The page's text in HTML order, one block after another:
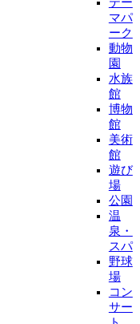
マパ
ーク
動物
園
水族
館
博物
館
美術
館
遊び
場
公園
温
泉・
スパ
野球
場
コン
サー